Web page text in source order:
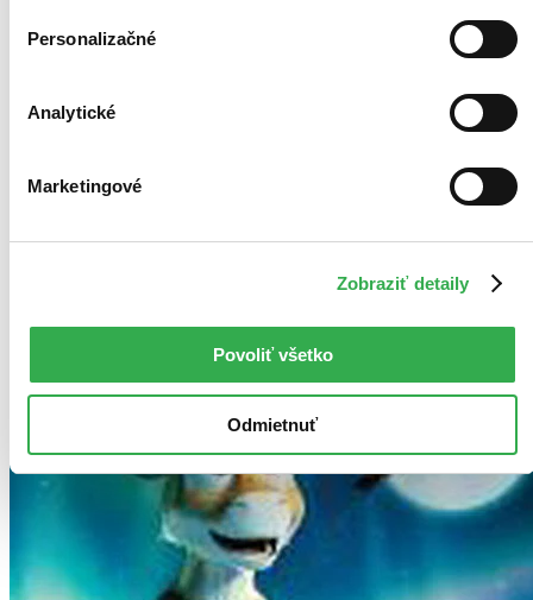
Personalizačné
Analytické
Marketingové
Zobraziť detaily
Povoliť všetko
Odmietnuť
mu hlavou prebleskne nápad, ako môže vďaka nemu zbohatnúť...
-7 %
Do 4 – 6 dní
posnažíme sa aj trochu rýchlejšie!
Vložiť do košíka